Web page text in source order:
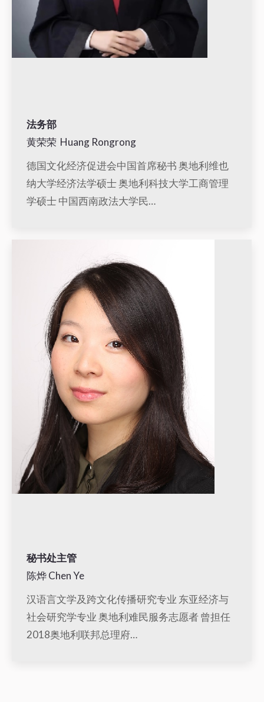
法务部
黄荣荣 Huang Rongrong
德国文化经济促进会中国首席秘书 奥地利维也
纳大学经济法学硕士 奥地利科技大学工商管理
学硕士 中国西南政法大学民…
秘书处主管
陈烨 Chen Ye
汉语言文学及跨文化传播研究专业 东亚经济与
社会研究学专业 奥地利难民服务志愿者 曾担任
2018奥地利联邦总理府…